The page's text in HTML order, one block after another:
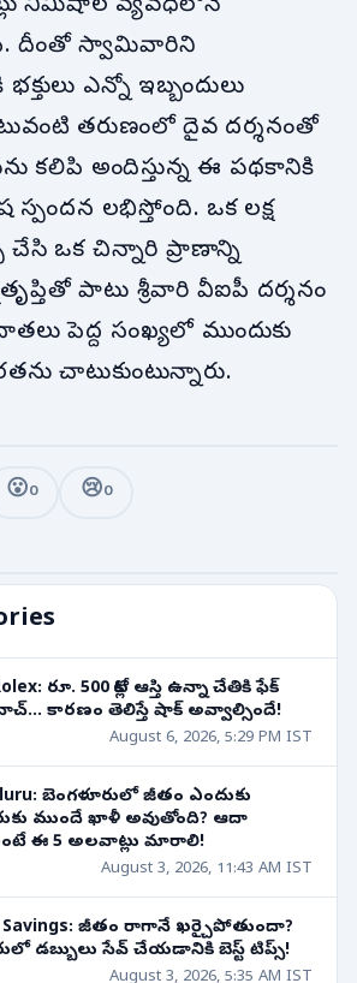
దీంతో స్వామివారిని
ఎన్నో ఇబ్బందులు
తరుణంలో దైవ దర్శనంతో
కలిపి అందిస్తున్న ఈ పథకానికి
స్పందన లభిస్తోంది. ఒక లక్ష
చేసి ఒక చిన్నారి ప్రాణాన్ని
పాటు శ్రీవారి వీఐపీ దర్శనం
పెద్ద సంఖ్యలో ముందుకు
చాటుకుంటున్నారు.
రూ. 500 కోట్ల ఆస్తి ఉన్నా చేతికి ఫేక్
కారణం తెలిస్తే షాక్ అవ్వాల్సిందే!
August 6, 2026, 5:29 PM IST
బెంగళూరులో జీతం ఎందుకు
ముందే ఖాళీ అవుతోంది? ఆదా
ఈ 5 అలవాట్లు మారాలి!
August 3, 2026, 11:43 AM IST
Savings: జీతం రాగానే ఖర్చైపోతుందా?
డబ్బులు సేవ్ చేయడానికి బెస్ట్ టిప్స్!
August 3, 2026, 5:35 AM IST
😮0 😢0